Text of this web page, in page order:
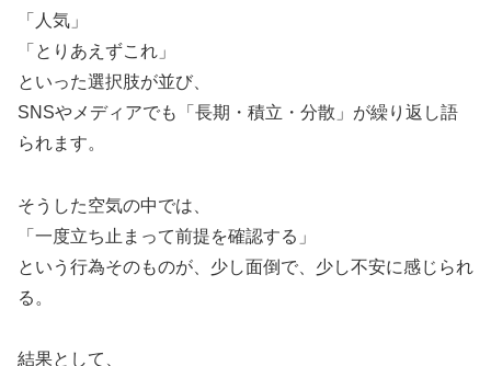
「人気」
「とりあえずこれ」
といった選択肢が並び、
SNSやメディアでも「長期・積立・分散」が繰り返し語
られます。
そうした空気の中では、
「一度立ち止まって前提を確認する」
という行為そのものが、少し面倒で、少し不安に感じられ
る。
結果として、